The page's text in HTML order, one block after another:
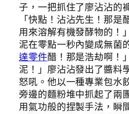
子，一把抓住了廖沾沾的
「快點！沾沾先生！那是
用來溶解有機發酵物的！
泥在零點一秒內變成無菌
達零件醋！那是浩劫啊！
泥！」廖沾沾發出了醬料
怒吼。他以一種專業包水
旁邊的麵粉堆中抓起了兩
用氣功般的捏製手法，瞬